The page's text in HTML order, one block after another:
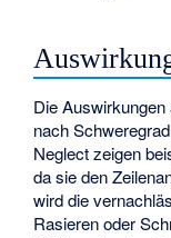
Die
nach
Neglect zeigen
da sie den
wird die
Rasieren oder